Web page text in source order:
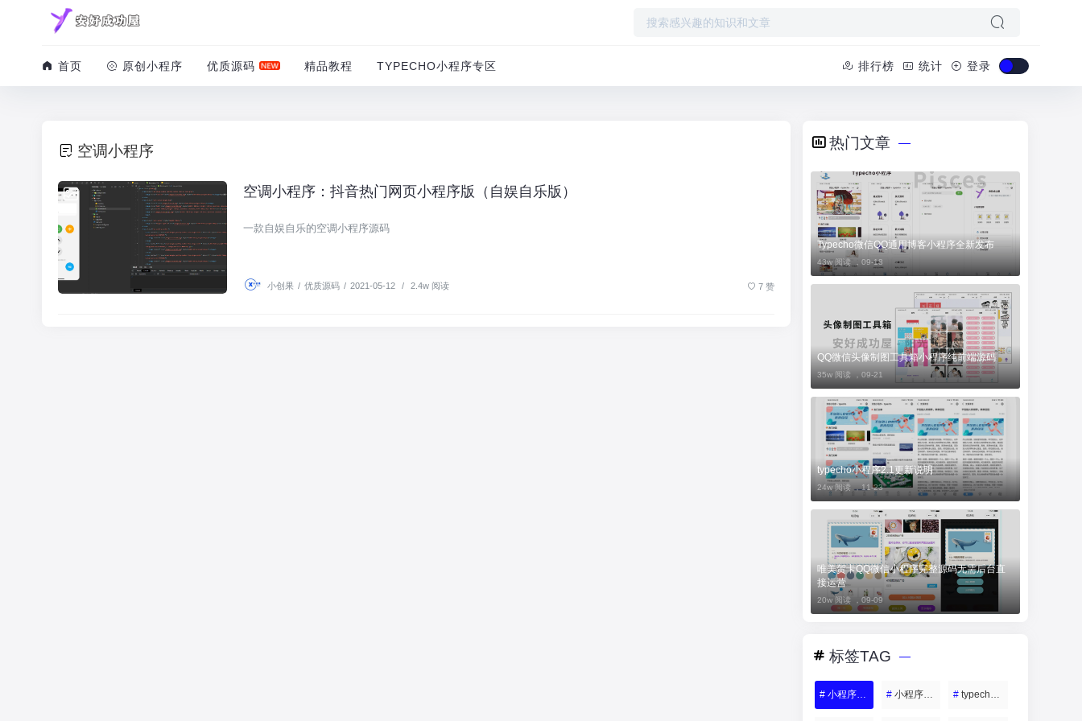
首页 原创小程序 优质源码 精品教程 TYPECHO小程序专区 排行榜 统计 登录
空调小程序
优质源码
空调小程序：抖音热门网页小程序版（自娱自乐版）
一款自娱自乐的空调小程序源码
小创果 / 优质源码 / 2021-05-12 / 2.4w 阅读 7 赞
热门文章
Typecho微信QQ通用博客小程序全新发布
43w 阅读 ， 09-18
QQ微信头像制图工具箱小程序纯前端源码
35w 阅读 ， 09-21
typecho小程序2.1更新说明
24w 阅读 ，11-23
唯美贺卡QQ微信小程序完整源码无需后台直
接运营
20w 阅读 ， 09-09
标签TAG
# 小程序源码 # 小程序开发教程 # typecho小程序